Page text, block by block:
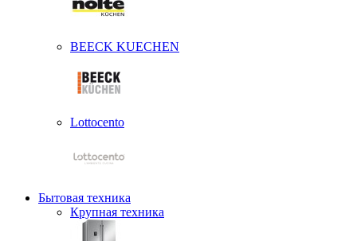
BEECK KUECHEN
Lottocento
Бытовая техника
Крупная техника